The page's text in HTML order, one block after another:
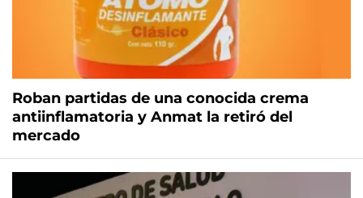
Roban partidas de una conocida crema
antiinflamatoria y Anmat la retiró del
mercado